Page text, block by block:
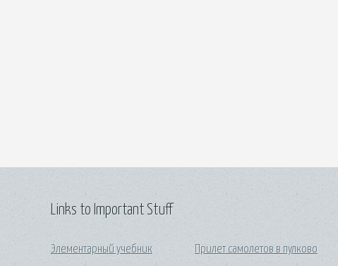
Links to Important Stuff
Элементарный учебник
Прилет самолетов в пулково